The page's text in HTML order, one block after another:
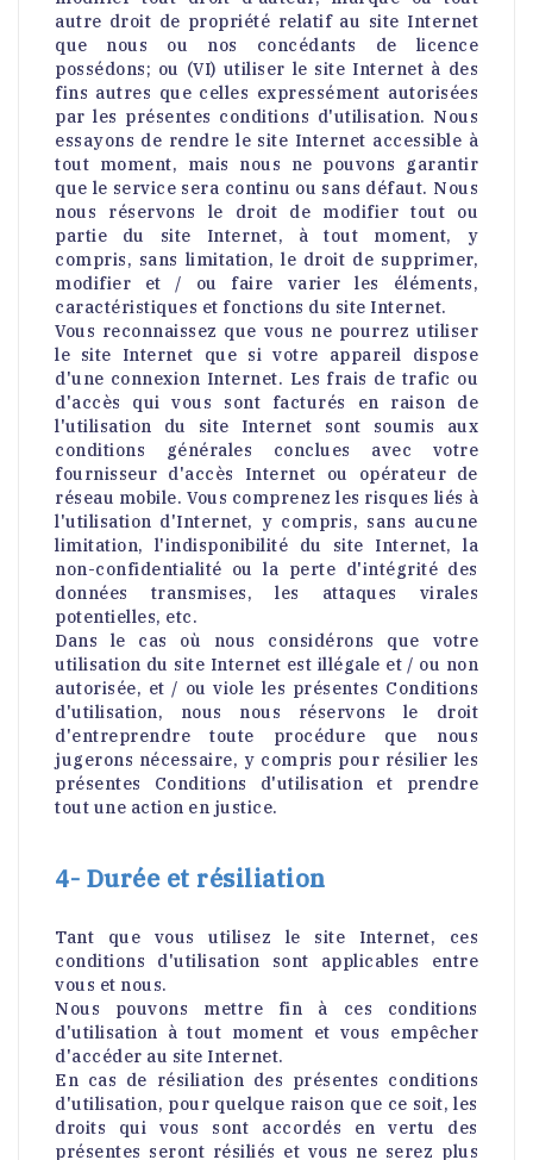
autre droit de propriété relatif au site Internet
que nous ou nos concédants de licence
possédons; ou (VI) utiliser le site Internet à des
fins autres que celles expressément autorisées
par les présentes conditions d'utilisation. Nous
essayons de rendre le site Internet accessible à
tout moment, mais nous ne pouvons garantir
que le service sera continu ou sans défaut. Nous
nous réservons le droit de modifier tout ou
partie du site Internet, à tout moment, y
compris, sans limitation, le droit de supprimer,
modifier et / ou faire varier les éléments,
caractéristiques et fonctions du site Internet.
Vous reconnaissez que vous ne pourrez utiliser
le site Internet que si votre appareil dispose
d'une connexion Internet. Les frais de trafic ou
d'accès qui vous sont facturés en raison de
l'utilisation du site Internet sont soumis aux
conditions générales conclues avec votre
fournisseur d'accès Internet ou opérateur de
réseau mobile. Vous comprenez les risques liés à
l'utilisation d'Internet, y compris, sans aucune
limitation, l'indisponibilité du site Internet, la
non-confidentialité ou la perte d'intégrité des
données transmises, les attaques virales
potentielles, etc.
Dans le cas où nous considérons que votre
utilisation du site Internet est illégale et / ou non
autorisée, et / ou viole les présentes Conditions
d'utilisation, nous nous réservons le droit
d'entreprendre toute procédure que nous
jugerons nécessaire, y compris pour résilier les
présentes Conditions d'utilisation et prendre
tout une action en justice.
4- Durée et résiliation
Tant que vous utilisez le site Internet, ces
conditions d'utilisation sont applicables entre
vous et nous.
Nous pouvons mettre fin à ces conditions
d'utilisation à tout moment et vous empêcher
d'accéder au site Internet.
En cas de résiliation des présentes conditions
d'utilisation, pour quelque raison que ce soit, les
droits qui vous sont accordés en vertu des
présentes seront résiliés et vous ne serez plus